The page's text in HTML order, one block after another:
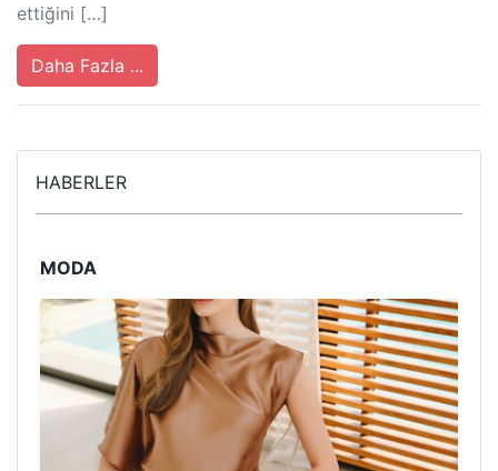
ettiğini […]
Daha Fazla ...
HABERLER
MODA